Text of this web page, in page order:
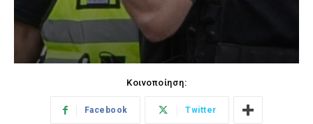
Κοινοποίηση:
Facebook Twitter